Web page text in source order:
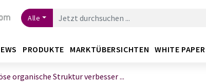
Alle
PRODUKTE MARKTÜBERSICHTEN WHITE PAPER
organische Struktur verbesser ...